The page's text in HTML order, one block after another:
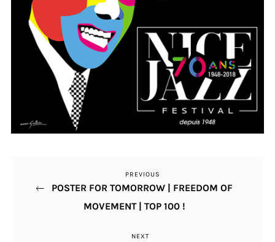
Previous
Post
PREVIOUS
POSTER FOR TOMORROW | FREEDOM OF
MOVEMENT | TOP 100 !
Next
NEXT